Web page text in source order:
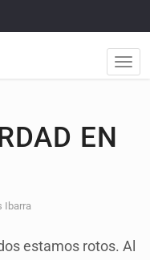
EN
Ibarra
estamos rotos. Al